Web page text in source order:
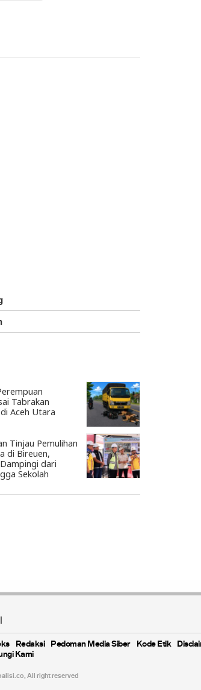
Tabrakan
Aceh Utara
Tinjau Pemulihan
di Bireuen,
dari
Sekolah
Redaksi Pedoman Media Siber Kode Etik
Kami
All right reserved